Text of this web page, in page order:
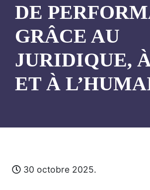
DE
GRÂCE AU
JURIDIQUE,
ET À
30 octobre 2025.